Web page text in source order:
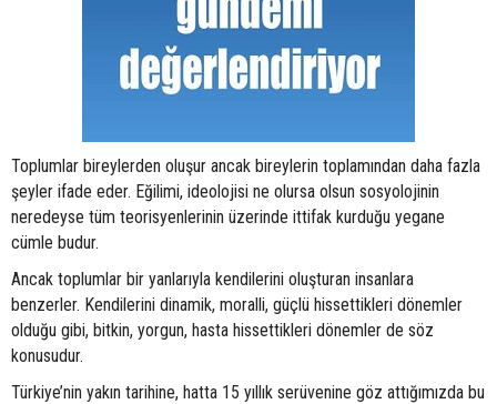
Toplumlar bireylerden oluşur ancak bireylerin toplamından daha fazla
şeyler ifade eder. Eğilimi, ideolojisi ne olursa olsun sosyolojinin
neredeyse tüm teorisyenlerinin üzerinde ittifak kurduğu yegane
cümle budur.
Ancak toplumlar bir yanlarıyla kendilerini oluşturan insanlara
benzerler. Kendilerini dinamik, moralli, güçlü hissettikleri dönemler
olduğu gibi, bitkin, yorgun, hasta hissettikleri dönemler de söz
konusudur.
Türkiye’nin yakın tarihine, hatta 15 yıllık serüvenine göz attığımızda bu